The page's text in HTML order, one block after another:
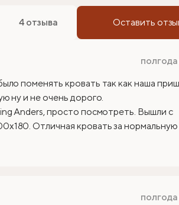
4 отзыва Оставить
полгода
поменять кровать так как наша
ну и не очень дорого.
Anders, просто посмотреть. Вышли с
Отличная кровать за нормальную
полгода